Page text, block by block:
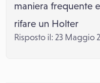
maniera frequente
rifare un Holter
Risposto il: 23 Maggio